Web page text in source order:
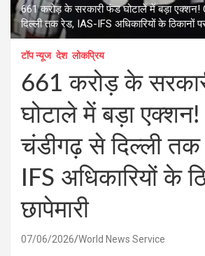
661 करोड़ के सरकारी फंड घोटाले में बड़ा एक्शन!
दिल्ली तक रेड, IAS-IFS अधिकारियों के ठिकानों पर
टॉप न्यूज देश लोकप्रिय
661 करोड़ के
घोटाले में बड़ा
चंडीगढ़ से दिल्ली
IFS अधिकारियों के
छापेमारी
07/06/2026 World News Service